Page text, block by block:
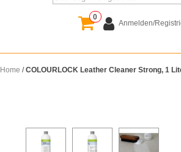
0
Anmelden/
Home /COLOURLOCK Leather Cleaner Strong, 1